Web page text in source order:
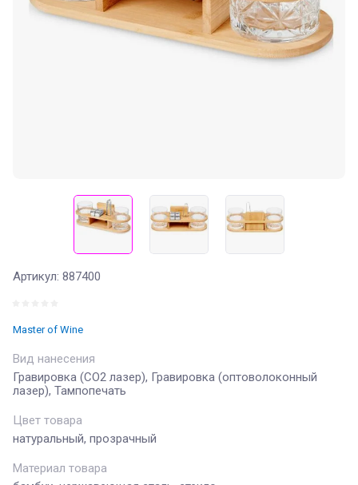
Артикул: 887400
Master of Wine
Вид нанесения
Гравировка (CO2 лазер), Гравировка (оптоволоконный
лазер), Тампопечать
Цвет товара
натуральный, прозрачный
Материал товара